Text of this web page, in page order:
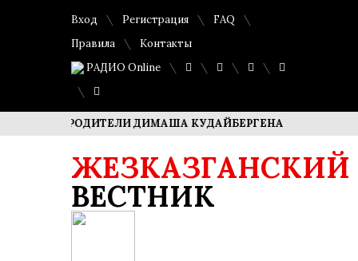
Вход Регистрация
FAQ
Правила
Контакты
РАДИО Online
– РОДИТЕЛИ ДИМАША КУДАЙБЕРГЕНА САФУАН
ЖЕЗКАЗГАНСКИЙ
ВЕСТНИК